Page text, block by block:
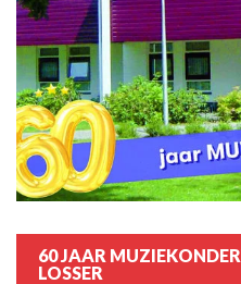
60 JAAR
LOSSER